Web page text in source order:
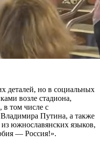
деталей, но в социальных
возле стадиона,
в том числе с
Путина, а также
южнославянских языков,
— Россия!».